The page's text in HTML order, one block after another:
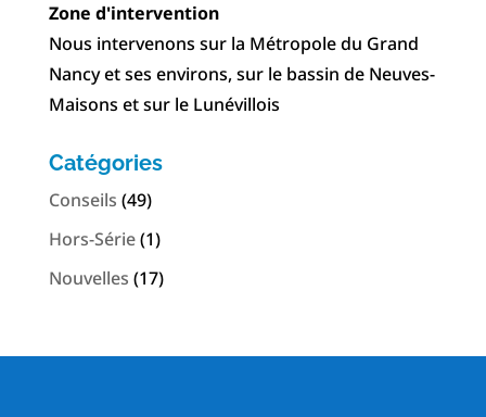
Zone d'intervention
Nous intervenons sur la Métropole du Grand
Nancy et ses environs, sur le bassin de Neuves-
Maisons et sur le Lunévillois
Catégories
Conseils (49)
Hors-Série(1)
Nouvelles (17)